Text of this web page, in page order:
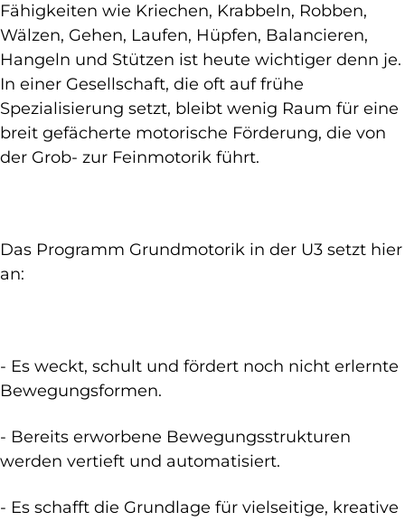
Fähigkeiten wie Kriechen, Krabbeln, Robben,
Wälzen, Gehen, Laufen, Hüpfen, Balancieren,
Hangeln und Stützen ist heute wichtiger denn je.
In einer Gesellschaft, die oft auf frühe
Spezialisierung setzt, bleibt wenig Raum für eine
breit gefächerte motorische Förderung, die von
der Grob- zur Feinmotorik führt.
Das Programm Grundmotorik in der U3 setzt hier
an:
- Es weckt, schult und fördert noch nicht erlernte
Bewegungsformen.
- Bereits erworbene Bewegungsstrukturen
werden vertieft und automatisiert.
- Es schafft die Grundlage für vielseitige, kreative